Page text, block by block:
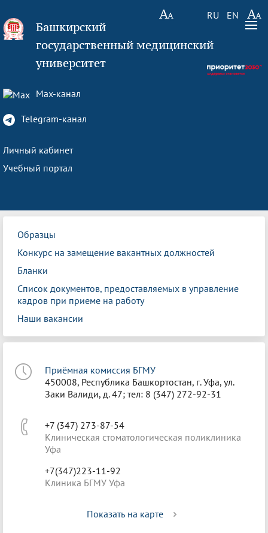
RU EN
Башкирский
государственный медицинский
университет
Max-канал
Telegram-канал
Личный кабинет
Учебный портал
Образцы
Конкурс на замещение вакантных должностей
Бланки
Список документов, предоставляемых в управление
кадров при приеме на работу
Наши вакансии
Приёмная комиссия БГМУ
450008, Республика Башкортостан, г. Уфа, ул.
Заки Валиди, д. 47; тел: 8 (347) 272-92-31
+7 (347) 273-87-54
Клиническая стоматологическая поликлиника
Уфа
+7(347)223-11-92
Клиника БГМУ Уфа
Показать на карте